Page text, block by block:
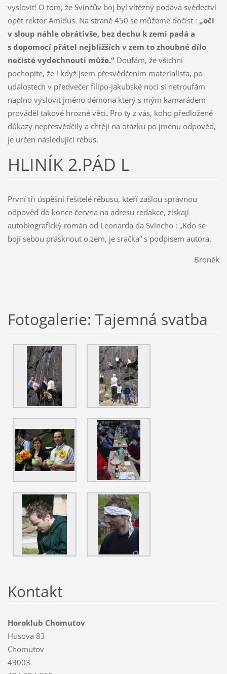
vyslovit! O tom, že Svinčův boj byl vítězný podává svědectví
opět rektor Amidus. Na straně 450 se můžeme dočíst : „oči
v sloup náhle obrátivše, bez dechu k zemi padá a
s dopomocí přátel nejbližších v zem to zhoubné dílo
nečisté vydechnouti může.“ Doufám, že všichni
pochopíte, že i když jsem přesvědčením materialista, po
událostech v předvečer filipo-jakubské noci si netroufám
naplno vyslovit jméno démona který s mým kamarádem
prováděl takové hrozné věci. Pro ty z vás, koho předložené
důkazy nepřesvědčily a chtějí na otázku po jménu odpověď,
je určen následující rébus.
HLINÍK 2.PÁD L
První tři úspěšní řešitelé rébusu, kteří zašlou správnou
odpověď do konce června na adresu redakce, získají
autobiografický román od Leonarda da Svincho : „Kdo se
bojí sebou prásknout o zem, je sračka“ s podpisem autora.
Broněk
Fotogalerie: Tajemná svatba
Kontakt
Horoklub Chomutov
Husova 83
Chomutov
43003